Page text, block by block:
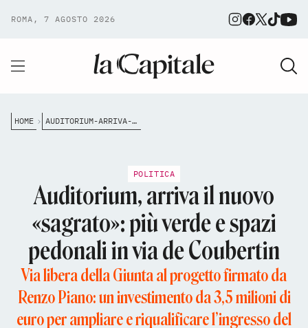
ROMA, 7 AGOSTO 2026
HOME AUDITORIUM-ARRIVA-IL-NUOVO-SAGRATO-PI%C3%B9-VERDE-E-SPAZI-PEDONALI-IN-VIA-DE-COUBERTIN
POLITICA
Auditorium, arriva il nuovo
«sagrato»: più verde e spazi
pedonali in via de Coubertin
Via libera della Giunta al progetto firmato da
Renzo Piano: un investimento da 3,5 milioni di
euro per ampliare e riqualificare l’ingresso del